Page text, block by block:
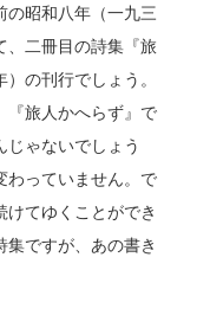
昭和八年（一九三
、二冊目の詩集『旅
の刊行でしょう。
『旅人かへらず』で
ゃないでしょう
わっていません。で
てゆくことができ
ですが、あの書き